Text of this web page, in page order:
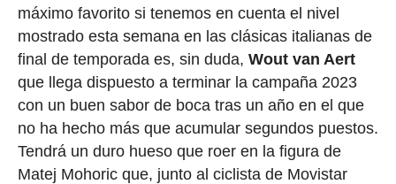
máximo favorito si tenemos en cuenta el nivel
mostrado esta semana en las clásicas italianas de
final de temporada es, sin duda, Wout van Aert
que llega dispuesto a terminar la campaña 2023
con un buen sabor de boca tras un año en el que
no ha hecho más que acumular segundos puestos.
Tendrá un duro hueso que roer en la figura de
Matej Mohoric que, junto al ciclista de Movistar